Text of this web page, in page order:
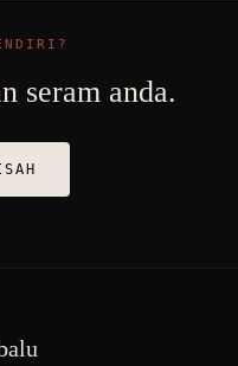
seram anda.